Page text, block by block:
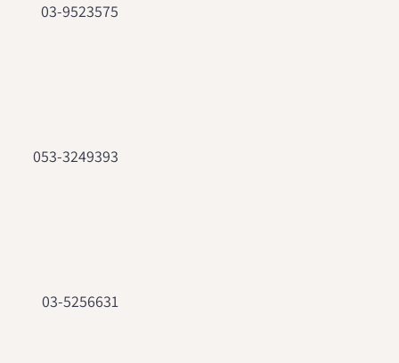
03-9523575
053-3249393
03-5256631